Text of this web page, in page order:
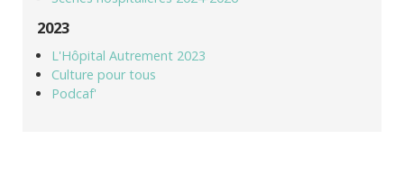
2023
L'Hôpital Autrement 2023
Culture pour tous
Podcaf'